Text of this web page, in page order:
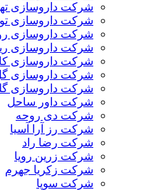
شرکت داروسازی
شرکت داروسازی
شرکت داروسازی
شرکت داروسازی
شرکت داروسازی
شرکت داروسازی
شرکت داروسازی
شرکت داور ساحل
شرکت دی روحه
شرکت رز آرا آسیا
شرکت رضا راد
شرکت زرین رویا
شرکت زکریا جهرم
شرکت سوپا